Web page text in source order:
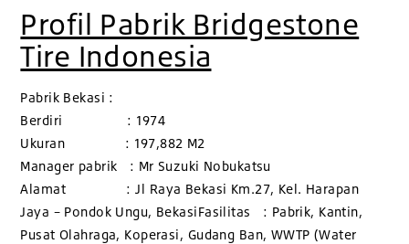
Profil Pabrik Bridgestone
Tire Indonesia
Pabrik Bekasi :
Berdiri : 1974
Ukuran : 197,882 M2
Manager pabrik : Mr Suzuki Nobukatsu
Alamat : Jl Raya Bekasi Km.27, Kel. Harapan
Jaya – Pondok Ungu, BekasiFasilitas : Pabrik, Kantin,
Pusat Olahraga, Koperasi, Gudang Ban, WWTP (Water